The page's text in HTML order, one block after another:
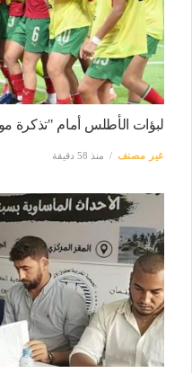
لبؤات الأطلس أمام "تذكرة
غير مصنف منذ 58 دقيقة